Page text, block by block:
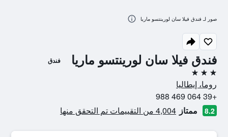
فندق فيلا سان لورينتسو ماريا فندق
3 نجوم
روما، إيطاليا
+39 064 469 988
8.2 ممتاز 4,004 من التقييمات تم التحقق منها
صور لـ فندق فيلا سان لورينتسو ماريا